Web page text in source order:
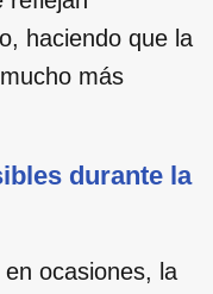
haciendo que la
más
durante la
en ocasiones, la